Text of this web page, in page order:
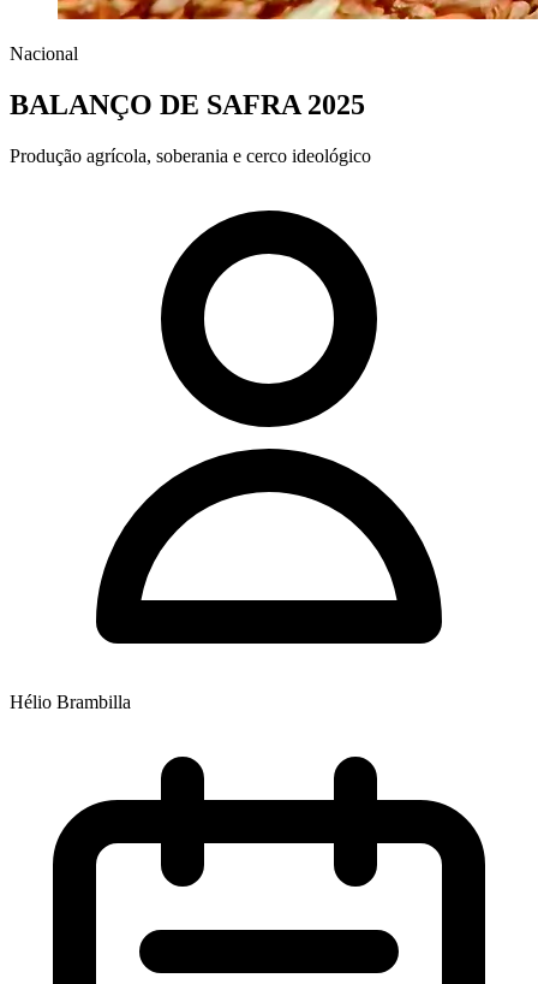
Nacional
BALANÇO DE SAFRA 2025
Produção agrícola, soberania e cerco ideológico
Hélio Brambilla